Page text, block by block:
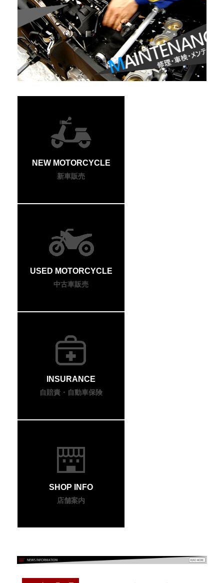
NEW MOTORCYCLE
新車販売
USED MOTORCYCLE
中古車販売
INSURANCE
自賠責・自動車保険
SHOP INFO
店舗案内